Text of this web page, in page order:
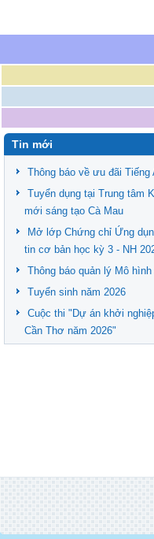
Tin mới
Thông báo về ưu đãi Tiếng
Tuyển dụng tại Trung tâm
mới sáng tạo Cà Mau
Mở lớp Chứng chỉ Ứng
tin cơ bản học kỳ 3 - NH
Thông báo quản lý Mô
Tuyển sinh năm 2026
Cuộc thi "Dự án khởi
Cần Thơ năm 2026"